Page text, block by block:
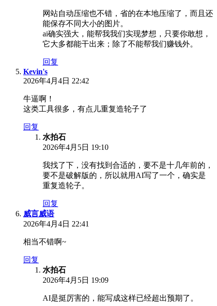
网站自动压缩也不错，省的在本地压缩了，而且还
能保存不同大小的图片。
ai确实强大，能帮我我们实现梦想，只要你敢想，
它大多都能干出来；除了不能帮我们赚钱外。
回复
Kevin's
2026年4月4日 22:42
牛逼啊！
这类工具很多，有点儿重复造轮子了
回复
水拍石
2026年4月5日 19:10
我找了下，没有找到合适的，要不是十几年前的，
要不是破解版的，所以就用AI写了一个，确实是
重复造轮子。
回复
威言威语
2026年4月4日 22:41
相当不错啊~
回复
水拍石
2026年4月5日 19:09
AI是挺厉害的，能写成这样已经超出预期了。